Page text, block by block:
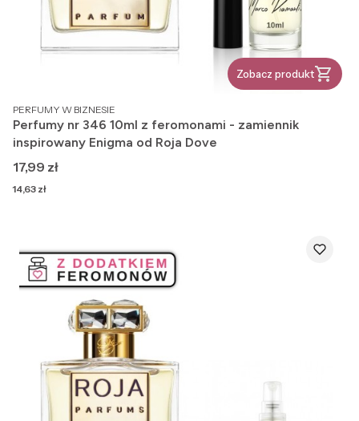
Zobacz produkt
PRODUCENT
PERFUMY W BIZNESIE
Perfumy nr 346 10ml z feromonami - zamiennik
inspirowany Enigma od Roja Dove
Cena
17,99 zł
Cena
14,63 zł